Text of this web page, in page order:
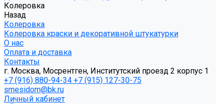
Колеровка
Назад
Колеровка
Колеровка краски и декоративной штукатурки
О нас
Оплата и доставка
Контакты
г. Москва, Мосрентген, Институтский проезд 2 корпус 1
+7 (916) 880-94-34 +7 (915) 127-30-75
smesidom@bk.ru
Личный кабинет